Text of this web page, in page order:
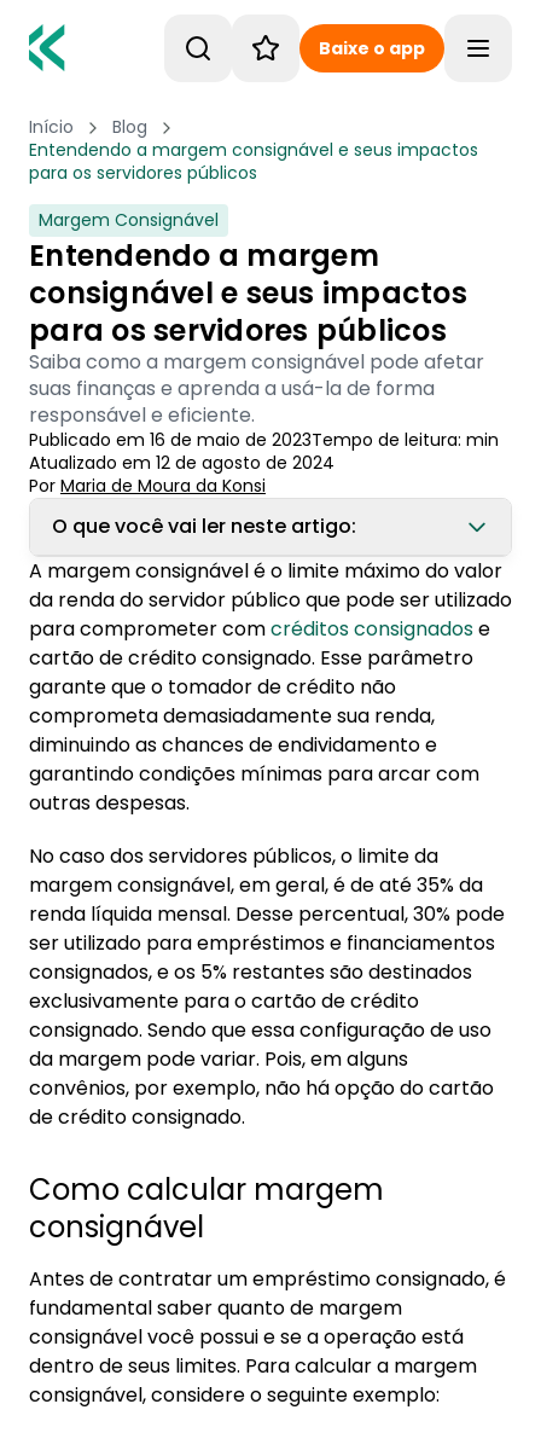
Baixe o app
Início
Blog
Entendendo a margem consignável e seus impactos
para os servidores públicos
Margem Consignável
Entendendo a margem
consignável e seus impactos
para os servidores públicos
Saiba como a margem consignável pode afetar
suas finanças e aprenda a usá-la de forma
responsável e eficiente.
Publicado em 16 de maio de 2023Tempo de leitura: min
Atualizado em 12 de agosto de 2024
Por Maria de Moura da Konsi
O que você vai ler neste artigo:
1. Como calcular margem consignável
2. Impactos da margem consignável nas
finanças
3. Utilizando a margem consignável de forma
responsável
A margem consignável é o limite máximo do valor
da renda do servidor público que pode ser utilizado
para comprometer comcréditos consignadose
cartão de crédito consignado. Esse parâmetro
garante que o tomador de crédito não
comprometa demasiadamente sua renda,
diminuindo as chances de endividamento e
garantindo condições mínimas para arcar com
outras despesas.
No caso dos servidores públicos, o limite da
margem consignável, em geral, é de até 35% da
renda líquida mensal. Desse percentual, 30% pode
ser utilizado para empréstimos e financiamentos
consignados, e os 5% restantes são destinados
exclusivamente para o cartão de crédito
consignado. Sendo que essa configuração de uso
da margem pode variar. Pois, em alguns
convênios, por exemplo, não há opção do cartão
de crédito consignado.
Como calcular margem
consignável
Antes de contratar um empréstimo consignado, é
fundamental saber quanto de margem
consignável você possui e se a operação está
dentro de seus limites. Para calcular a margem
consignável, considere o seguinte exemplo: